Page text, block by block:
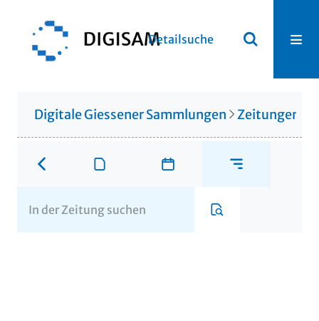
Detailsuche
Digitale Giessener Sammlungen Zeitungen